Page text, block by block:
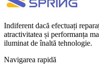
Indiferent dacă efectuați
atractivitatea și performanța
iluminat de înaltă tehnologie.
Navigarea rapidă